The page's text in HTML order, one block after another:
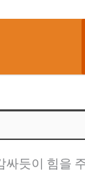
싸듯이 힘을